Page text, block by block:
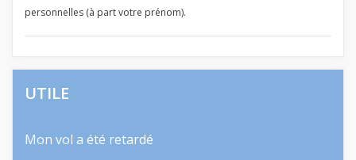
personnelles (à part votre prénom).
UTILE
Mon vol a été retardé